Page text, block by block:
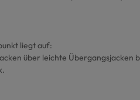
liegt auf:
über leichte Übergangsjacken